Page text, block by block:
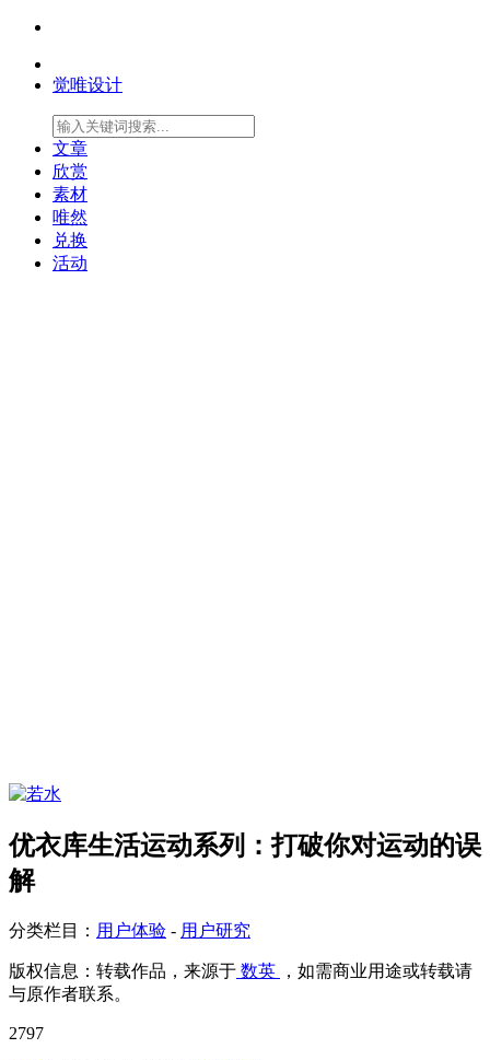
觉唯设计
文章
欣赏
素材
唯然
兑换
活动
优衣库生活运动系列：打破你对运动的误
解
分类栏目： 用户体验 - 用户研究
版权信息： 转载作品，来源于 数英
，如需商业用途或转载请
与原作者联系。
2797